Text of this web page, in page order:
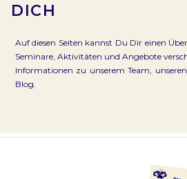
DICH
Auf diesen Seiten kannst Du Dir einen
Seminare, Aktivitäten und Angebote
Informationen zu unserem Team,
Blog.